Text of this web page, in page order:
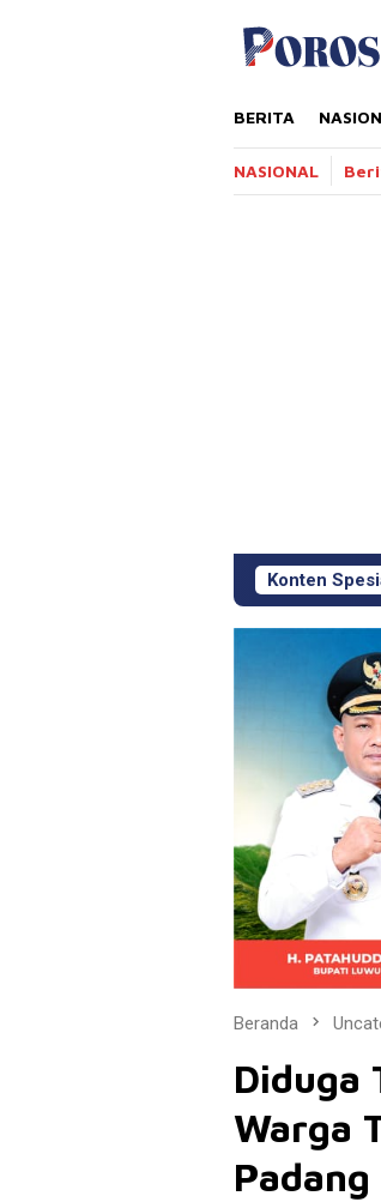
BERITA
NASIONAL
Konten
Beranda
Diduga
Warga